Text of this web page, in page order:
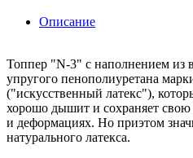
Описание
Топпер "N-3" с наполнением из
упругого пенополиуретана
("искусственный латекс"),
хорошо дышит и сохраняет
и деформациях. Но приэтом
натурального латекса.